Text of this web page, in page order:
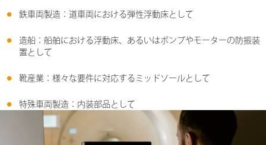
鉄車両製造：道車両における弾性浮動床として
造船：船舶における浮動床、あるいはポンプやモーターの防振装
置として
靴産業：様々な要件に対応するミッドソールとして
特殊車両製造：内装部品として